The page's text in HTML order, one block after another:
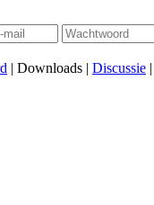
| Downloads | Discussie